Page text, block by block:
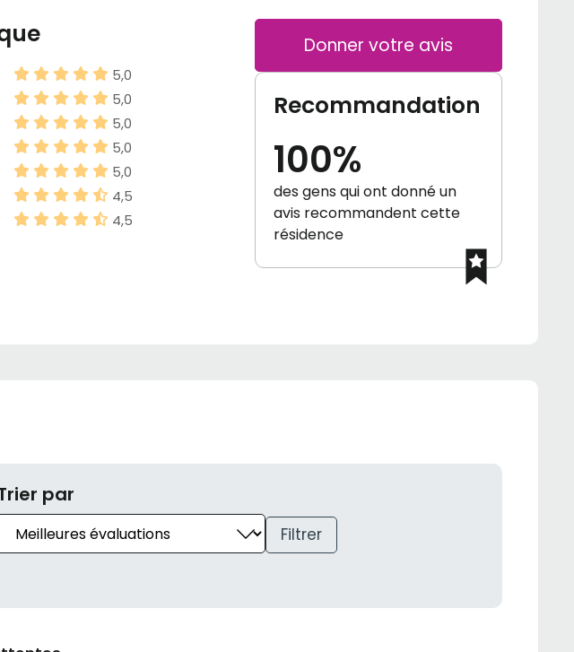
5,0
5,0
5,0
5,0
5,0
4,5
4,5
Donner votre avis
Recommandation
100%
des gens qui ont donné un
avis recommandent cette
résidence
par
Filtrer